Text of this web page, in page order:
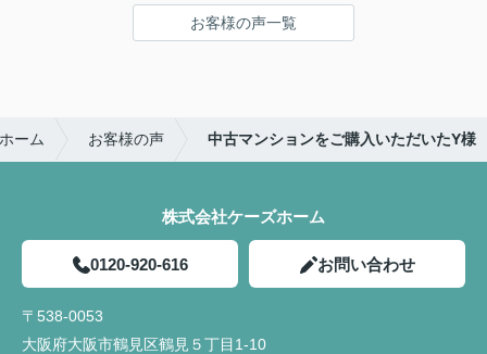
お客様の声一覧
ーム お客様の声 中古マンションをご購入いただいたY様
株式会社ケーズホーム
0120-920-616 お問い合わせ
〒538-0053
大阪府大阪市鶴見区鶴見５丁目1-10